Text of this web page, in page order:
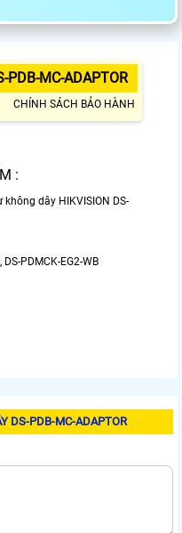
PDB-MC-ADAPTOR
CHÍNH SÁCH BẢO HÀNH
:
dây HIKVISION DS-
PDMCK-EG2-WB
DS-PDB-MC-ADAPTOR